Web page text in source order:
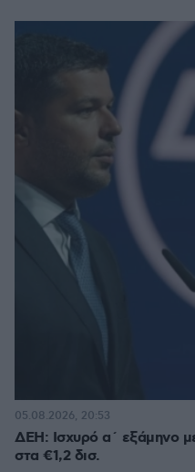
ΔΕΗ: Ισχυρό α΄ εξάμηνο
στα €1,2 δισ.
05.08.2026, 20:53